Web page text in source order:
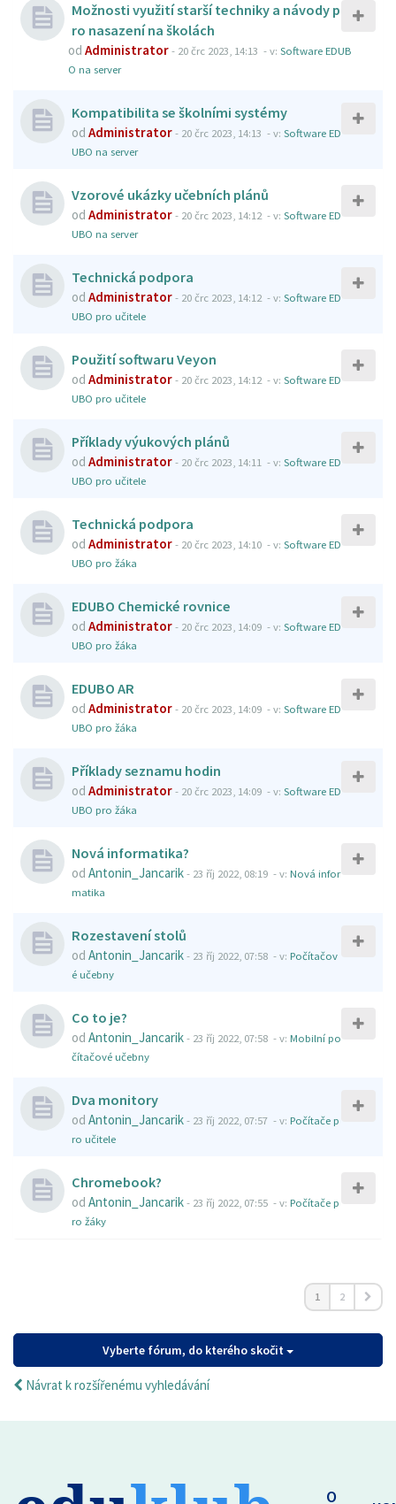
Možnosti využití starší techniky a návody p
ro nasazení na školách
od Administrator- 20 črc 2023, 14:13 - v: Software EDUB
O na server
Kompatibilita se školními systémy
od Administrator- 20 črc 2023, 14:13 - v: Software ED
UBO na server
Vzorové ukázky učebních plánů
od Administrator- 20 črc 2023, 14:12 - v: Software ED
UBO na server
Technická podpora
od Administrator- 20 črc 2023, 14:12 - v: Software ED
UBO pro učitele
Použití softwaru Veyon
od Administrator- 20 črc 2023, 14:12 - v: Software ED
UBO pro učitele
Příklady výukových plánů
od Administrator- 20 črc 2023, 14:11 - v: Software ED
UBO pro učitele
Technická podpora
od Administrator- 20 črc 2023, 14:10 - v: Software ED
UBO pro žáka
EDUBO Chemické rovnice
od Administrator- 20 črc 2023, 14:09 - v: Software ED
UBO pro žáka
EDUBO AR
od Administrator- 20 črc 2023, 14:09 - v: Software ED
UBO pro žáka
Příklady seznamu hodin
od Administrator- 20 črc 2023, 14:09 - v: Software ED
UBO pro žáka
Nová informatika?
od Antonin_Jancarik- 23 říj 2022, 08:19 - v: Nová infor
matika
Rozestavení stolů
od Antonin_Jancarik- 23 říj 2022, 07:58 - v: Počítačov
é učebny
Co to je?
od Antonin_Jancarik- 23 říj 2022, 07:58 - v: Mobilní po
čítačové učebny
Dva monitory
od Antonin_Jancarik- 23 říj 2022, 07:57 - v: Počítače p
ro učitele
Chromebook?
od Antonin_Jancarik- 23 říj 2022, 07:55 - v: Počítače p
ro žáky
1 2
Vyberte fórum, do kterého skočit
Návrat k rozšířenému vyhledávání
O